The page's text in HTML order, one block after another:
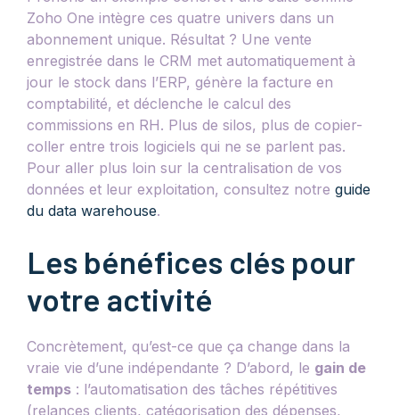
Zoho One intègre ces quatre univers dans un
abonnement unique. Résultat ? Une vente
enregistrée dans le CRM met automatiquement à
jour le stock dans l’ERP, génère la facture en
comptabilité, et déclenche le calcul des
commissions en RH. Plus de silos, plus de copier-
coller entre trois logiciels qui ne se parlent pas.
Pour aller plus loin sur la centralisation de vos
données et leur exploitation, consultez notre guide
du data warehouse.
Les bénéfices clés pour
votre activité
Concrètement, qu’est-ce que ça change dans la
vraie vie d’une indépendante ? D’abord, le gain de
temps : l’automatisation des tâches répétitives
(relances clients, catégorisation des dépenses,